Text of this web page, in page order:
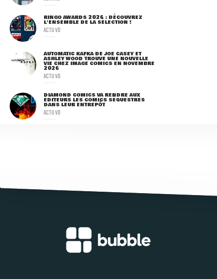
RINGO AWARDS 2026 : DÉCOUVREZ
L'ENSEMBLE DE LA SÉLECTION !
ACTU VO
AUTOMATIC KAFKA DE JOE CASEY ET
ASHLEY WOOD TROUVE UNE NOUVELLE
VIE CHEZ IMAGE COMICS EN NOVEMBRE
2026
ACTU VO
DIAMOND COMICS VA RENDRE AUX
ÉDITEURS LES COMICS SÉQUESTRÉS
DANS LEUR ENTREPÔT
ACTU VO